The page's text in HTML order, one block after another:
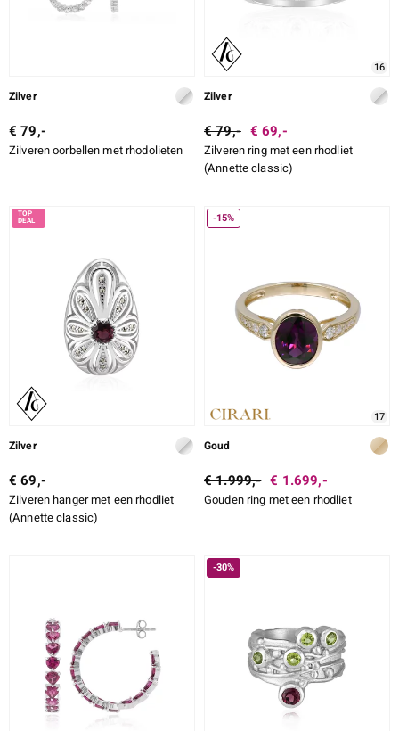
Zilver
€ 79,-
Zilveren oorbellen met rhodolieten
16
Zilver
€ 79,- € 69,-
Zilveren ring met een rhodliet
(Annette classic)
Zilver
€ 69,-
Zilveren hanger met een rhodliet
(Annette classic)
-15%
17
Goud
€ 1.999,- € 1.699,-
Gouden ring met een rhodliet
-30%